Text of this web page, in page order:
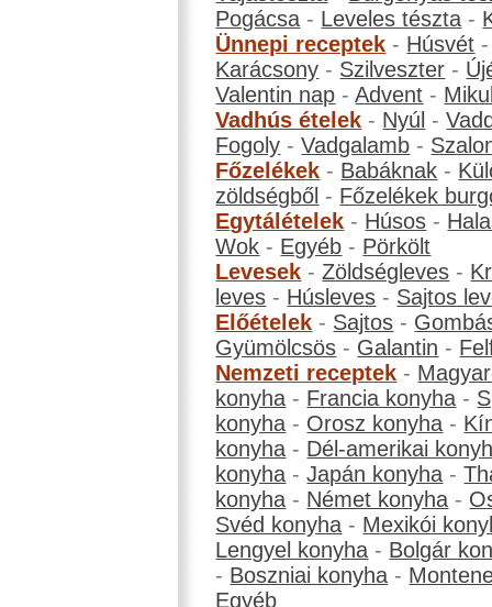
Pogácsa - Leveles tészta -
Ünnepi receptek - Húsvét
Karácsony - Szilveszter -
Valentin nap -Advent -
Vadhús ételek - Nyúl -
Fogoly -Vadgalamb -
Főzelékek - Babáknak -
zöldségből - Főzelékek
Egytálételek - Húsos -
Wok - Egyéb - Pörkölt
Levesek -Zöldségleves -
leves - Húsleves - Sajtos
Előételek - Sajtos -
Gyümölcsös - Galantin -
Nemzeti receptek -
konyha - Francia konyha -
konyha - Orosz konyha -
konyha - Dél-amerikai
konyha -Japán konyha -
konyha - Német konyha -
Svéd konyha - Mexikói
Lengyel konyha - Bolgár
- Boszniai konyha -
Egyéb